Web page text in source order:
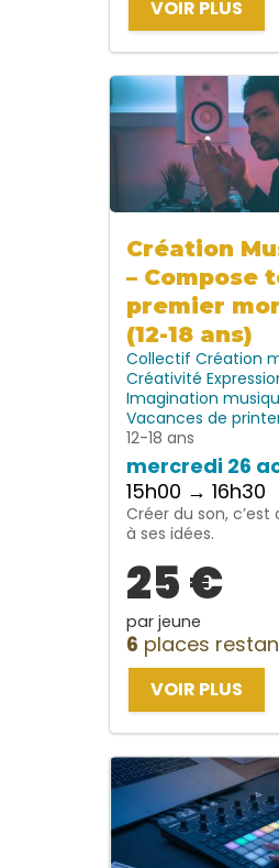
VOIR PLUS
Création
– Compose
premier
(12-18 ans)
Collectif Création
Créativité
Imagination
Vacances de
12-18 ans
mercredi 26
15h00 → 16h30
Créer du son, c’est
à ses idées.
25 €
par jeune
6 places
VOIR PLUS